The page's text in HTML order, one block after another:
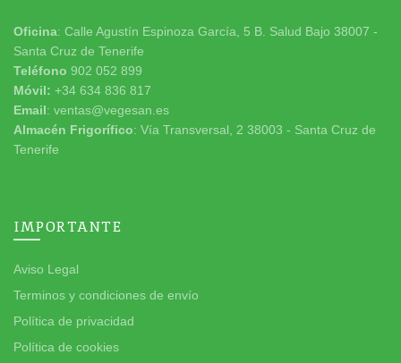
Oficina: Calle Agustín Espinoza García, 5 B. Salud Bajo 38007 -
Santa Cruz de Tenerife
Teléfono 902 052 899
Móvil: +34 634 836 817
Email: ventas@vegesan.es
Almacén Frigorífico: Vía Transversal, 2 38003 - Santa Cruz de
Tenerife
IMPORTANTE
Aviso Legal
Terminos y condiciones de envío
Política de privacidad
Política de cookies